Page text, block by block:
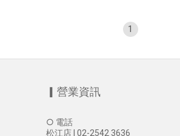
1
▎營業資訊
○ 電話
松江店 | 02-2542 3636